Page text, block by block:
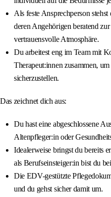
Als feste Ansprechperson
deren Angehörigen beratend
vertrauensvolle Atmosphäre.
Du arbeitest eng im Team mit
Therapeut:innen zusammen,
sicherzustellen.
Das zeichnet dich aus:
Du hast eine abgeschlossene
Altenpfleger:in oder
Idealerweise bringst du bereits
als Berufseinsteiger:in bist du
Die EDV-gestützte
und du gehst sicher damit um.